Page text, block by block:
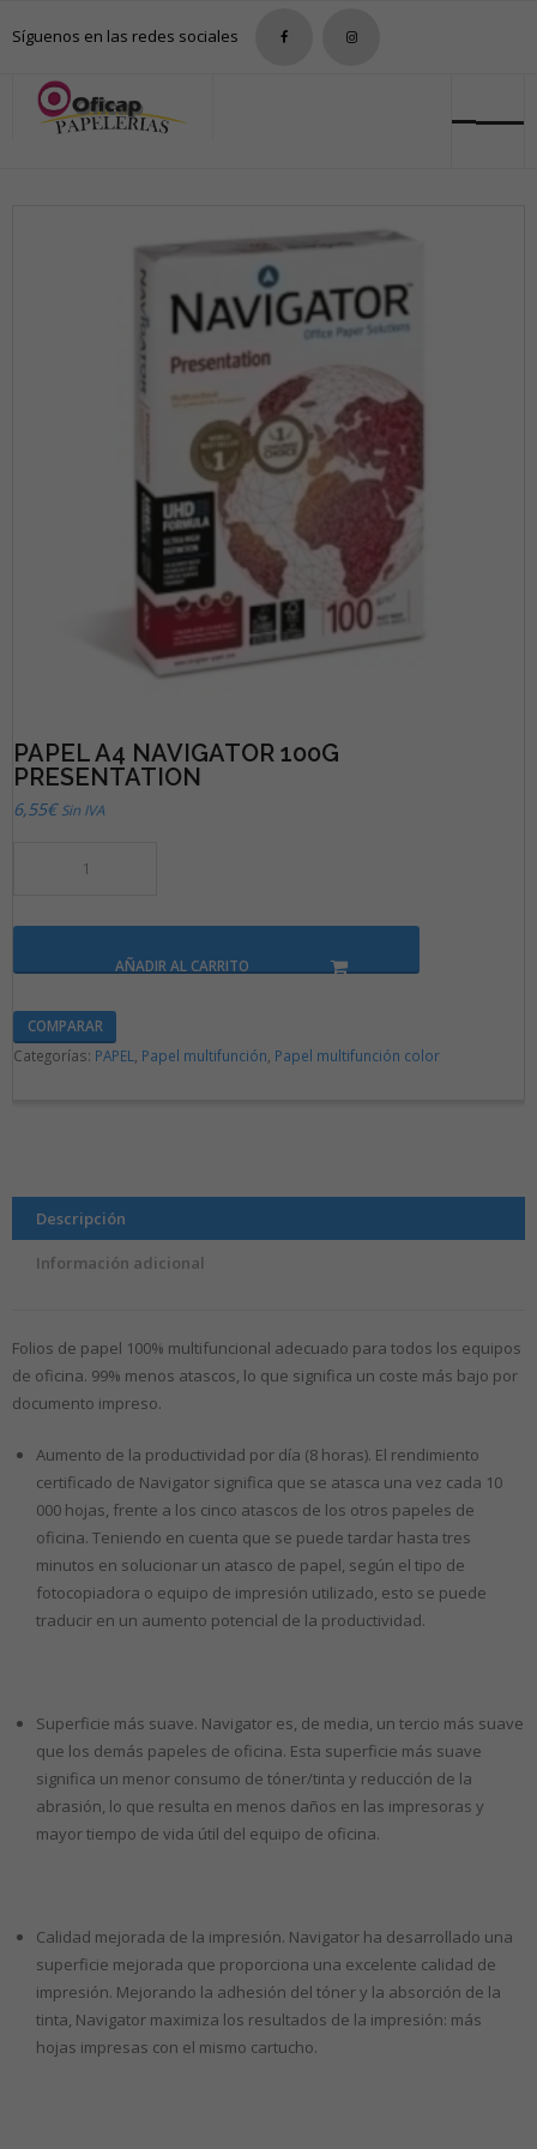
Síguenos en las redes sociales
0,00€
PAPEL A4 NAVIGATOR 100G
PRESENTATION
6,55€ Sin IVA
AÑADIR AL CARRITO
COMPARAR
Categorías: PAPEL, Papel multifunción, Papel multifunción color
Descripción
Información adicional
Folios de papel 100% multifuncional adecuado para todos los equipos
de oficina. 99% menos atascos, lo que significa un coste más bajo por
documento impreso.
Aumento de la productividad por día (8 horas). El rendimiento
certificado de Navigator significa que se atasca una vez cada 10
000 hojas, frente a los cinco atascos de los otros papeles de
oficina. Teniendo en cuenta que se puede tardar hasta tres
minutos en solucionar un atasco de papel, según el tipo de
fotocopiadora o equipo de impresión utilizado, esto se puede
traducir en un aumento potencial de la productividad.
Superficie más suave. Navigator es, de media, un tercio más suave
que los demás papeles de oficina. Esta superficie más suave
significa un menor consumo de tóner/tinta y reducción de la
abrasión, lo que resulta en menos daños en las impresoras y
mayor tiempo de vida útil del equipo de oficina.
Calidad mejorada de la impresión. Navigator ha desarrollado una
superficie mejorada que proporciona una excelente calidad de
impresión. Mejorando la adhesión del tóner y la absorción de la
tinta, Navigator maximiza los resultados de la impresión: más
hojas impresas con el mismo cartucho.